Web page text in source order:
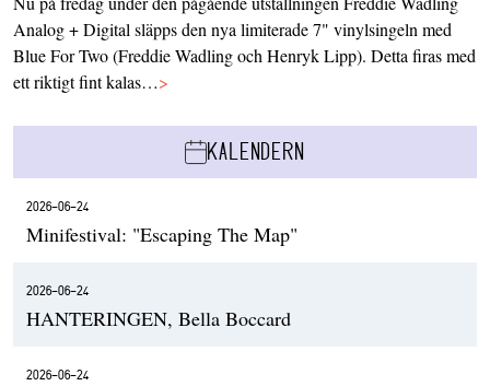
Analog + Digital släpps den nya limiterade 7" vinylsingeln med
Blue For Two (Freddie Wadling och Henryk Lipp). Detta firas med
ett riktigt fint kalas…>
KALENDERN
2026-06-24
Minifestival: "Escaping The Map"
2026-06-24
HANTERINGEN, Bella Boccard
2026-06-24